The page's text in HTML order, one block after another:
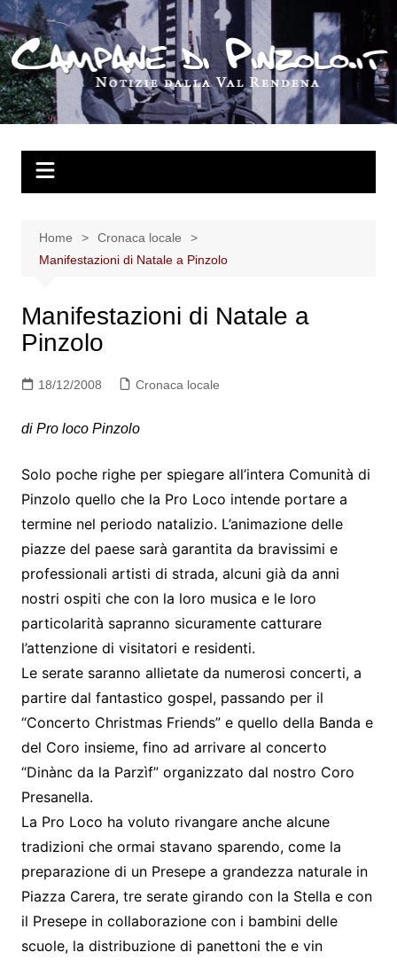
Salta
al
contenuto
Home
Cronaca locale
Manifestazioni di Natale a Pinzolo
Manifestazioni di Natale a
Pinzolo
18/12/2008 Cronaca locale
di Pro loco Pinzolo
Solo poche righe per spiegare all’intera Comunità di
Pinzolo quello che la Pro Loco intende portare a
termine nel periodo natalizio. L’animazione delle
piazze del paese sarà garantita da bravissimi e
professionali artisti di strada, alcuni già da anni
nostri ospiti che con la loro musica e le loro
particolarità sapranno sicuramente catturare
l’attenzione di visitatori e residenti.
Le serate saranno allietate da numerosi concerti, a
partire dal fantastico gospel, passando per il
“Concerto Christmas Friends” e quello della Banda e
del Coro insieme, fino ad arrivare al concerto
“Dinànc da la Parzìf” organizzato dal nostro Coro
Presanella.
La Pro Loco ha voluto rivangare anche alcune
tradizioni che ormai stavano sparendo, come la
preparazione di un Presepe a grandezza naturale in
Piazza Carera, tre serate girando con la Stella e con
il Presepe in collaborazione con i bambini delle
scuole, la distribuzione di panettoni the e vin